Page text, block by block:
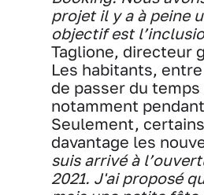
projet il y a à peine
objectif est
Taglione, directeur
Les habitants,
de passer du
notamment
Seulement,
davantage les
suis arrivé à
2021. J'ai proposé